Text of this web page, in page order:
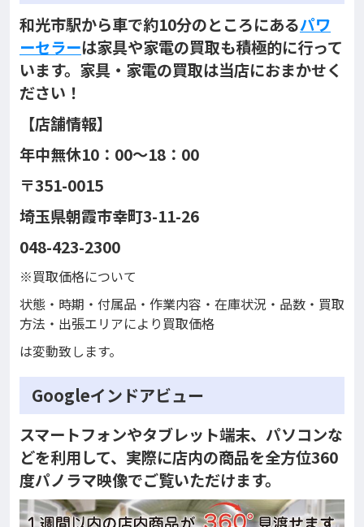
和光市駅から車で約10分のところにあるパワ
ーセラーは家具や家電の買取も積極的に行って
います。家具・家電の買取は当店におまかせく
ださい！
【店舗情報】
年中無休10：00～18：00
〒351-0015
埼玉県朝霞市幸町3-11-26
048-423-2300
※買取価格について
状態・時期・付属品・作業内容・在庫状況・品数・買取
方法・出張エリアにより買取価格
は変動致します。
Googleインドアビュー
スマートフォンやタブレット端末、パソコンな
どを利用して、実際に店内の商品を全方位360
度パノラマ映像でご覧いただけます。